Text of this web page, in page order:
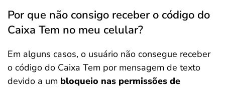
Por que não consigo receber o código do
Caixa Tem no meu celular?
Em alguns casos, o usuário não consegue receber
o código do Caixa Tem por mensagem de texto
devido a um bloqueio nas permissões de